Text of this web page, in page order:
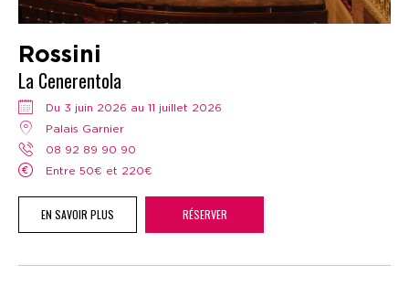
Rossini
La Cenerentola
Du 3 juin 2026 au 11 juillet 2026
Palais Garnier
08 92 89 90 90
Entre 50€ et 220€
EN SAVOIR PLUS RÉSERVER